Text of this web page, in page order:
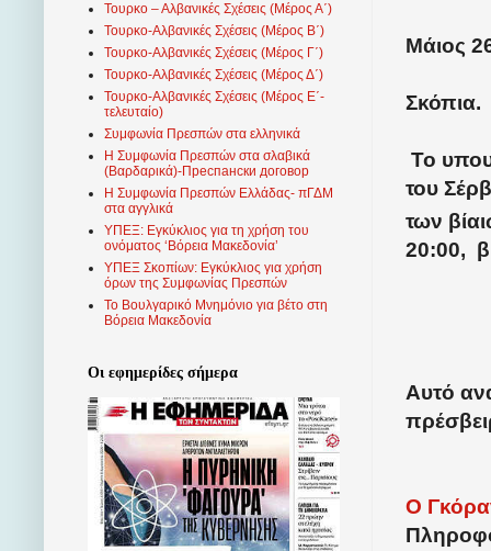
Μάιος
Σκόπια.
Το
του
των
20:00,
Αυτό
Ο
Τουρκο – Αλβανικές Σχέσεις (Mέρος Α΄)
Τουρκο-Αλβανικές Σχέσεις (Μέρος Β΄)
Τουρκο-Αλβανικές Σχέσεις (Μέρος Γ΄)
Τουρκο-Αλβανικές Σχέσεις (Μέρος Δ΄)
Τουρκο-Αλβανικές Σχέσεις (Μέρος Ε΄-
τελευταίο)
Συμφωνία Πρεσπών στα ελληνικά
Η Συμφωνία Πρεσπών στα σλαβικά
(Βαρδαρικά)-Преспански договор
Η Συμφωνία Πρεσπών Ελλάδας- πΓΔΜ
στα αγγλικά
ΥΠΕΞ: Εγκύκλιος για τη χρήση του
ονόματος ‘Βόρεια Μακεδονία’
ΥΠΕΞ Σκοπίων: Εγκύκλιος για χρήση
όρων της Συμφωνίας Πρεσπών
Το Βουλγαρικό Μνημόνιο για βέτο στη
Βόρεια Μακεδονία
Οι εφημερίδες σήμερα